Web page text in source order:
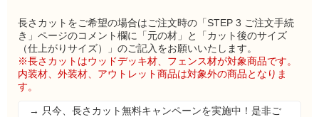
長さカットをご希望の場合はご注文時の「STEP 3 ご注文手続
き」ページのコメント欄に「元の材」と「カット後のサイズ
（仕上がりサイズ）」のご記入をお願いいたします。
※長さカットはウッドデッキ材、フェンス材が対象商品です。
内装材、外装材、アウトレット商品は対象外の商品となりま
す。
→ 只今、長さカット無料キャンペーンを実施中！是非ご